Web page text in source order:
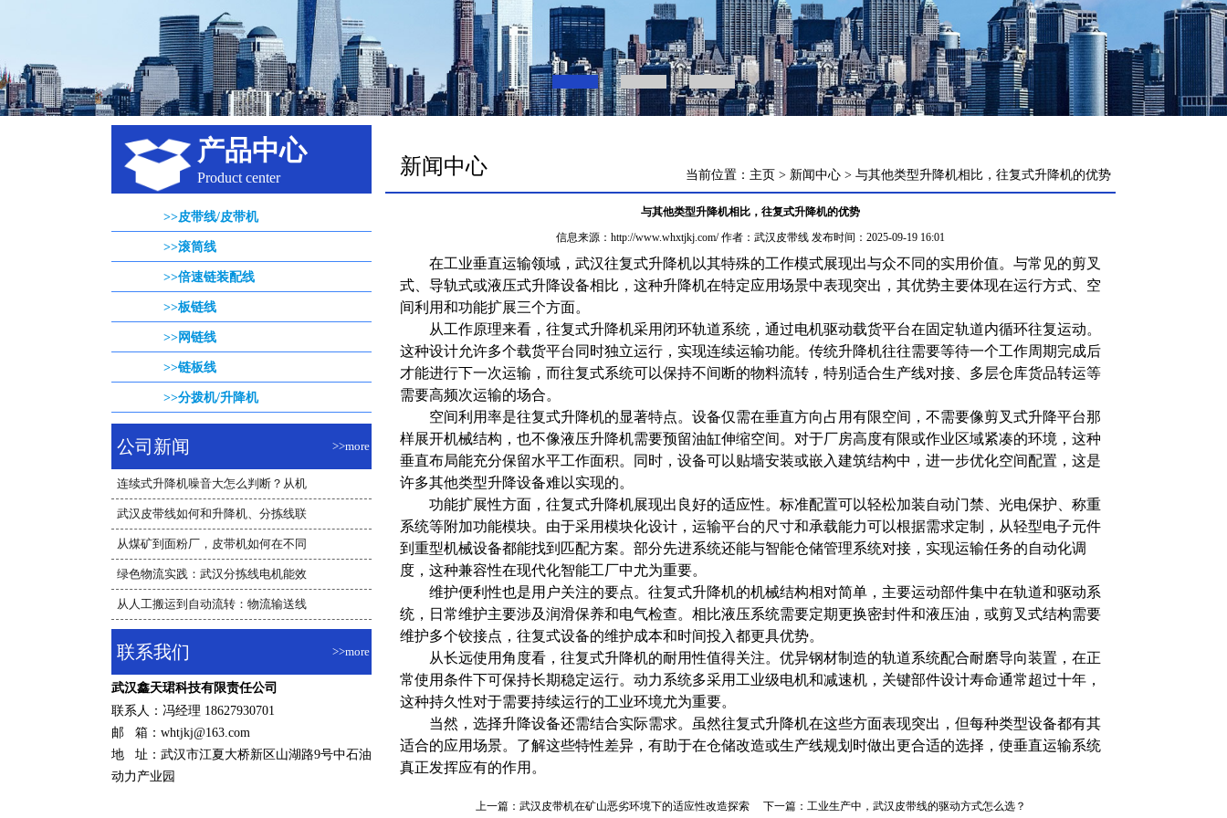
产品中心
Product center
>>皮带线/皮带机
>>滚筒线
>>倍速链装配线
>>板链线
>>网链线
>>链板线
>>分拨机/升降机
公司新闻 >>more
连续式升降机噪音大怎么判断？从机
武汉皮带线如何和升降机、分拣线联
从煤矿到面粉厂，皮带机如何在不同
绿色物流实践：武汉分拣线电机能效
从人工搬运到自动流转：物流输送线
联系我们 >>more
武汉鑫天珺科技有限责任公司
联系人：冯经理 18627930701
邮 箱：whtjkj@163.com
地 址：武汉市江夏大桥新区山湖路9号中石油
动力产业园
新闻中心 当前位置： 主页 > 新闻中心 > 与其他类型升降机相比，往复式升降机的优势
与其他类型升降机相比，往复式升降机的优势
信息来源：http://www.whxtjkj.com/ 作者： 武汉皮带线 发布时间：2025-09-19 16:01
在工业垂直运输领域， 武汉往复式升降机以其特殊的工作模式展现出与众不同的实用价值。与常见的剪叉
式、导轨式或液压式升降设备相比，这种升降机在特定应用场景中表现突出，其优势主要体现在运行方式、空
间利用和功能扩展三个方面。
从工作原理来看，往复式升降机采用闭环轨道系统，通过电机驱动载货平台在固定轨道内循环往复运动。
这种设计允许多个载货平台同时独立运行，实现连续运输功能。传统升降机往往需要等待一个工作周期完成后
才能进行下一次运输，而往复式系统可以保持不间断的物料流转，特别适合生产线对接、多层仓库货品转运等
需要高频次运输的场合。
空间利用率是往复式升降机的显著特点。设备仅需在垂直方向占用有限空间，不需要像剪叉式升降平台那
样展开机械结构，也不像液压升降机需要预留油缸伸缩空间。对于厂房高度有限或作业区域紧凑的环境，这种
垂直布局能充分保留水平工作面积。同时，设备可以贴墙安装或嵌入建筑结构中，进一步优化空间配置，这是
许多其他类型升降设备难以实现的。
功能扩展性方面，往复式升降机展现出良好的适应性。标准配置可以轻松加装自动门禁、光电保护、称重
系统等附加功能模块。由于采用模块化设计，运输平台的尺寸和承载能力可以根据需求定制，从轻型电子元件
到重型机械设备都能找到匹配方案。部分先进系统还能与智能仓储管理系统对接，实现运输任务的自动化调
度，这种兼容性在现代化智能工厂中尤为重要。
维护便利性也是用户关注的要点。往复式升降机的机械结构相对简单，主要运动部件集中在轨道和驱动系
统，日常维护主要涉及润滑保养和电气检查。相比液压系统需要定期更换密封件和液压油，或剪叉式结构需要
维护多个铰接点，往复式设备的维护成本和时间投入都更具优势。
从长远使用角度看，往复式升降机的耐用性值得关注。优异钢材制造的轨道系统配合耐磨导向装置，在正
常使用条件下可保持长期稳定运行。动力系统多采用工业级电机和减速机，关键部件设计寿命通常超过十年，
这种持久性对于需要持续运行的工业环境尤为重要。
当然，选择升降设备还需结合实际需求。虽然往复式升降机在这些方面表现突出，但每种类型设备都有其
适合的应用场景。了解这些特性差异，有助于在仓储改造或生产线规划时做出更合适的选择，使垂直运输系统
真正发挥应有的作用。
上一篇： 武汉皮带机在矿山恶劣环境下的适应性改造探索下一篇： 工业生产中，武汉皮带线的驱动方式怎么选？